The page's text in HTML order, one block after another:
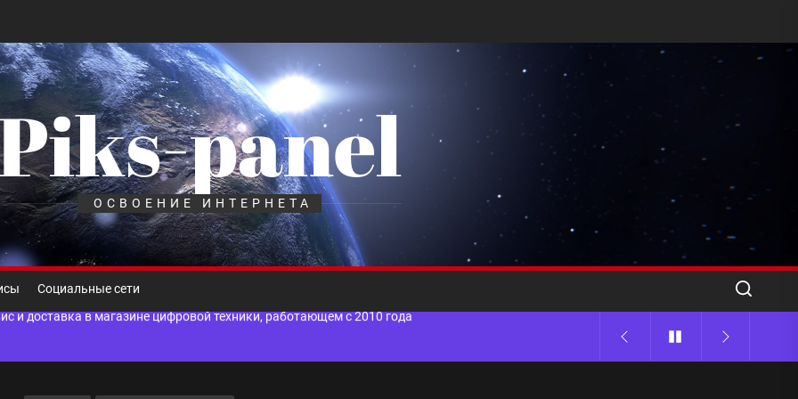
panel
ОСВОЕНИЕ ИНТЕРНЕТА
Социальные сети
принципы работы, риски и способы хранения криптовалют
для ногтевого сервиса, наращивания ресниц и депиляции
оптимизации для коммерческих веб-ресурсов
и доставка в магазине цифровой техники, работающем с 2010 года